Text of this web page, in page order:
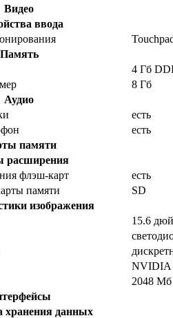
Видео
ввода
Память
4 Гб
8 Гб
Аудио
есть
есть
памяти
расширения
флэш-карт
есть
памяти
SD
изображения
15.6
NVIDIA
2048
хранения данных